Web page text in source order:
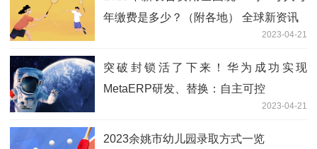
年缴费是多少？（附各地） 全球新资讯
2023-04-21
突破封锁活了下来！华为成功实现
MetaERP研发、替换：自主可控
2023-04-21
2023余姚市幼儿园录取方式一览